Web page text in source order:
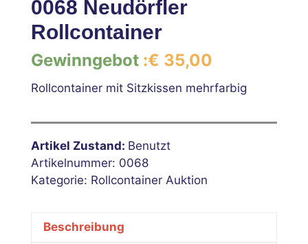
0068 Neudörfler
Rollcontainer
Gewinngebot :€ 35,00
Rollcontainer mit Sitzkissen mehrfarbig
Artikel Zustand: Benutzt
Artikelnummer: 0068
Kategorie: Rollcontainer Auktion
Beschreibung